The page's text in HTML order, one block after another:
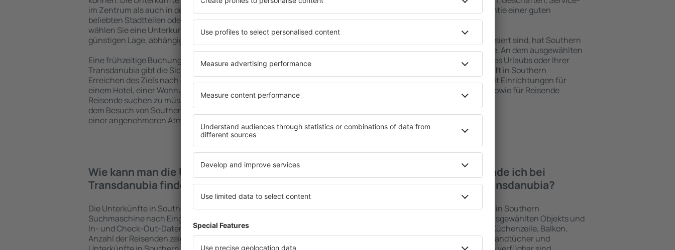
im Zentrum als auch in der Nähe des Flughafens und in weniger
beliebten Stadtteilen oder Regionen verfügbar. Dank dessen
wählen Sie eine Unterkunft in Southern Transdanubia in einer
günstigen Lage, abhängig von Ihren weiteren Vorhaben.
Eine frühzeitige Buchung der Unterkunft in Southern
Transdanubia gibt die Sicherheit, dass Sie sich nach dem
Erreichen des Ziels nach der Reise ausruhen können, ohne nach
einem Hotel, einer Wohnung oder einem anderen Objekt für
Reisende suchen zu müssen. Buchen Sie Ihre Unterkunft vor
dem Besuch von Southern Transdanubia und Ihre Reise wird in
einer angenehmeren Atmosphäre verlaufen.
und Freizeiteinrichtungen sind die Garantie einer guten
Erholung.
Wenn Sie an Luxusunterkünften interessiert sind, hat Southern
Transdanubia ein breites Angebot für Sie. An dem ausgewählten
Ort finden Sie alles, was Sie während Ihres Urlaubs oder Ihrer
Geschäftsreise benötigen. Die Unterkunft in Southern
Transdanubia buchen Sie in Objekten mit Einrichtungen für
Behinderte, Säuglinge und Kleinkinder sowie für Reisende
Wie kann man die Unterkünfte in Southern
Transdanubia finden?
Die Unterkünfte in Southern Transdanubia werden von der
Suchmaschine nach Eingabe der Fahrtrichtung und der Check-
In- und Check-Out-Daten schnell gefunden. Nach Auswahl der
Anzahl der Reisenden zeigt die Suchmaschine an, welche
Welche Annehmlichkeiten finde ich bei
Unterkünften in Southern Transdanubia?
Die Annehmlichkeiten bei Unterkünften in Southern
Transdanubia hängen von der Art des ausgewählten Objekts und
der Anzahl der Sterne ab. Gäste nutzen Küchenzeile, Balkon,
Klimaanlage, Tee- und Kaffeezubehör, Handtücher und